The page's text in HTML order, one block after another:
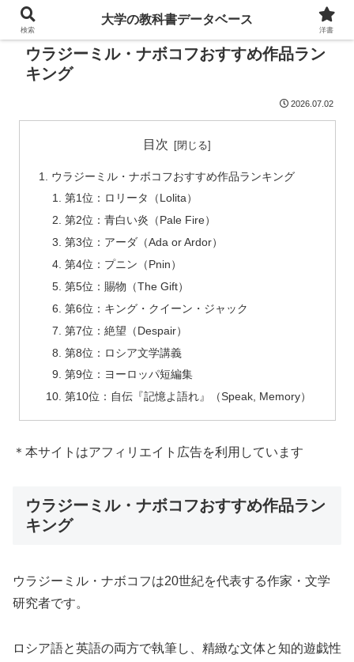
ウラジーミル・ナボコフおすすめ作品ラン
キング
2026.07.02
目次
ウラジーミル・ナボコフおすすめ作品ランキング
第1位：ロリータ（Lolita）
第2位：青白い炎（Pale Fire）
第3位：アーダ（Ada or Ardor）
第4位：プニン（Pnin）
第5位：賜物（The Gift）
第6位：キング・クイーン・ジャック
第7位：絶望（Despair）
第8位：ロシア文学講義
第9位：ヨーロッパ短編集
第10位：自伝『記憶よ語れ』（Speak, Memory）
＊本サイトはアフィリエイト広告を利用しています
ウラジーミル・ナボコフおすすめ作品ラン
キング
ウラジーミル・ナボコフは20世紀を代表する作家・文学
研究者です。
ロシア語と英語の両方で執筆し、精緻な文体と知的遊戯性
検索
大学の教科書データベース
洋書